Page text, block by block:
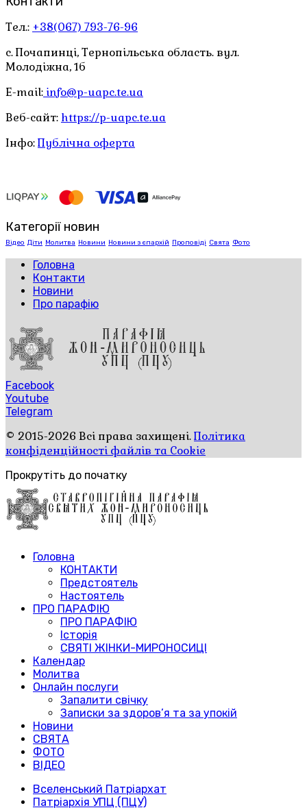
Тел.: +38(067) 793-76-96
с. Почапинці, Тернопільська область. вул.
Молодіжна, 1б
E-mail: info@p-uapc.te.ua
Веб-сайт: https://p-uapc.te.ua
Інфо:Публічна оферта
Категорії новин
Відео Діти Молитва Новини Новини з єпархій Проповіді Свята Фото
Головна
Контакти
Новини
Про парафію
Facebook
Youtube
Telegram
© 2015-2026 Всі права захищені.Політика
конфіденційності файлів та Cookie
Прокрутіть до початку
Головна
КОНТАКТИ
Предстоятель
Настоятель
ПРО ПАРАФІЮ
ПРО ПАРАФІЮ
Історія
СВЯТІ ЖІНКИ-МИРОНОСИЦІ
Календар
Молитва
Онлайн послуги
Запалити свічку
Записки за здоров’я та за упокій
Новини
СВЯТА
ФОТО
ВІДЕО
Вселенський Патріархат
Патріархія УПЦ (ПЦУ)